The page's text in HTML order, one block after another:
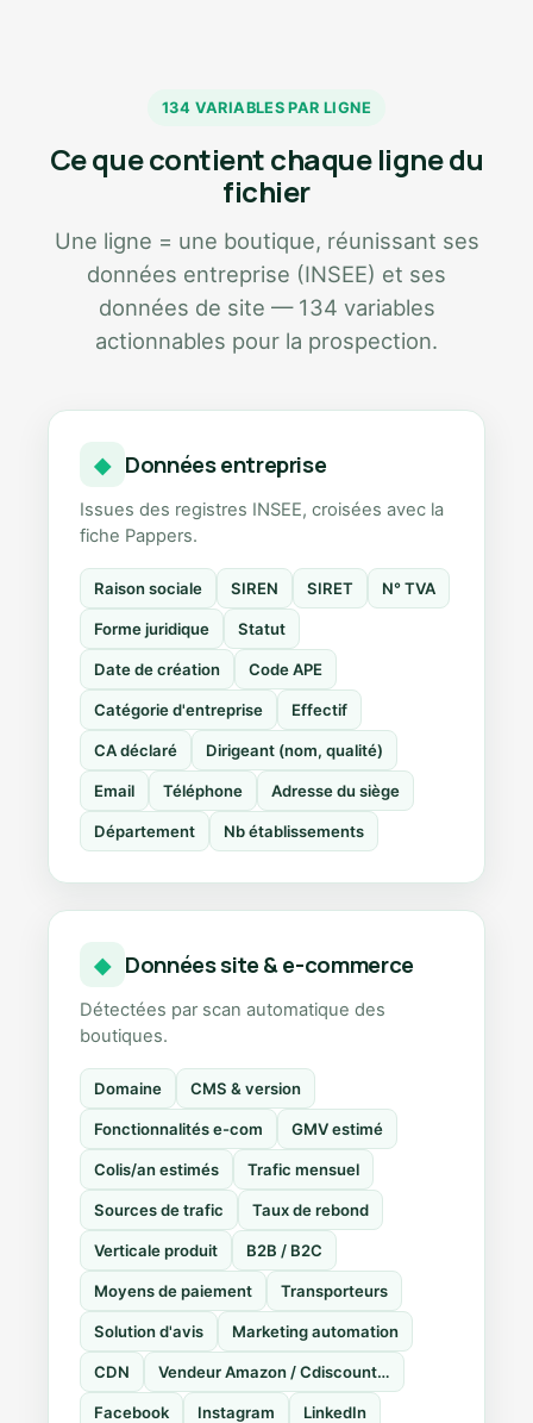
134 VARIABLES PAR LIGNE
Ce que contient chaque ligne du
fichier
Une ligne = une boutique, réunissant ses
données entreprise (INSEE) et ses
données de site — 134 variables
actionnables pour la prospection.
◆ Données entreprise
Issues des registres INSEE, croisées avec la
fiche Pappers.
Raison sociale SIREN SIRET N° TVA
Forme juridique Statut
Date de création Code APE
Catégorie d'entreprise Effectif
CA déclaré Dirigeant (nom, qualité)
Email Téléphone Adresse du siège
Département Nb établissements
◆ Données site & e-commerce
Détectées par scan automatique des
boutiques.
Domaine CMS & version
Fonctionnalités e-com GMV estimé
Colis/an estimés Trafic mensuel
Sources de trafic Taux de rebond
Verticale produit B2B / B2C
Moyens de paiement Transporteurs
Solution d'avis Marketing automation
CDN Vendeur Amazon / Cdiscount…
Facebook Instagram LinkedIn